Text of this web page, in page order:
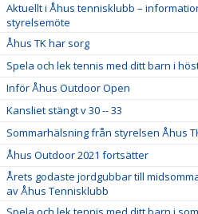
Aktuellt i Åhus tennisklubb –
styrelsemöte
Åhus TK har sorg
Spela och lek tennis med ditt barn i
Inför Åhus Outdoor Open
Kansliet stängt v 30 -- 33
Sommarhälsning från styrelsen Åhus
Åhus Outdoor 2021 fortsätter
Årets godaste jordgubbar till
av Åhus Tennisklubb